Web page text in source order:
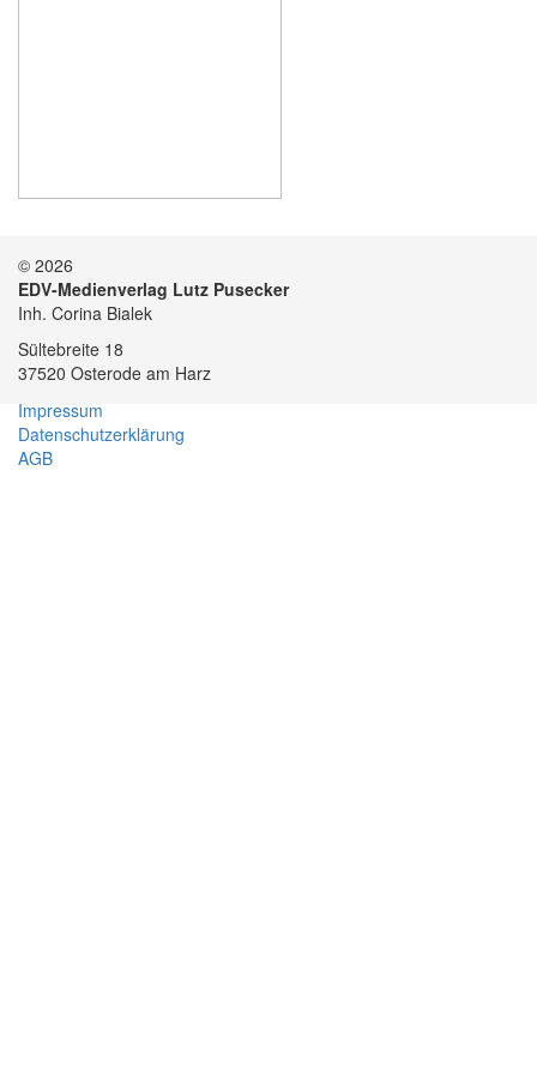
© 2026
EDV-Medienverlag Lutz Pusecker
Inh. Corina Bialek
Sültebreite 18
37520 Osterode am Harz
Impressum
Datenschutzerklärung
AGB